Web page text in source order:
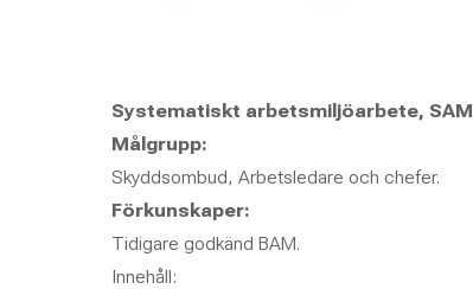
Systematiskt arbetsmiljöarbete, SAM
Målgrupp:
Skyddsombud, Arbetsledare och chefer.
Förkunskaper:
Tidigare godkänd BAM.
Innehåll: